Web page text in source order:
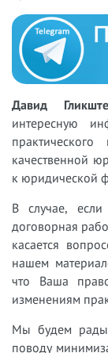
Давид
интересную
качественной
к юридической
В случае,
договорная
касается
нашем
что Ваша
изменениям
Мы будем рады
поводу